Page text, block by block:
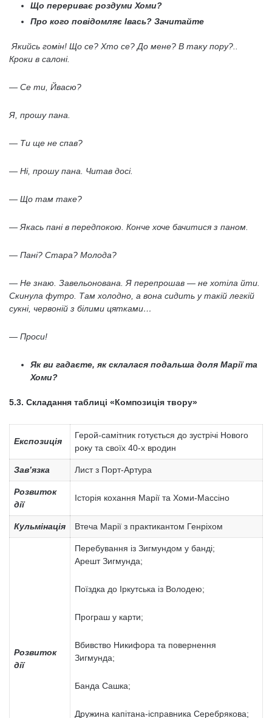
Що перериває роздуми Хоми?
Про кого повідомляє Івась? Зачитайте
Якийсь гомін! Що се? Xтo се? До мене? В таку пору?..
Кроки в салоні.
— Се ти, Йвасю?
Я, прошу пана.
— Ти ще не спав?
— Ні, прошу пана. Читав досі.
— Що там таке?
— Якась пані в передпокою. Конче хоче бачитися з паном.
— Пані? Стара? Молода?
— Не знаю. Завельонована. Я перепрошав — не хотіла йти.
Скинула футро. Там холодно, а вона сидить у такій легкій
сукні, червоній з білими цятками…
— Проси!
Як ви гадаєте, як склалася подальша доля Марії та
Хоми?
5.3. Складання таблиці «Композиція твору»
Експозиція
Герой-самітник готується до зустрічі Нового
року та своїх 40-х вродин
Зав’язка Лист з Порт-Артура
Розвиток
дії
Історія кохання Марії та Хоми-Массіно
Кульмінація Втеча Марії з практикантом Генріхом
Розвиток
дії
Перебування із Зигмундом у банді;
Арешт Зигмунда;
Поїздка до Іркутська із Володею;
Програш у карти;
Вбивство Никифора та повернення
Зигмунда;
Банда Сашка;
Дружина капітана-ісправника Серебрякова;